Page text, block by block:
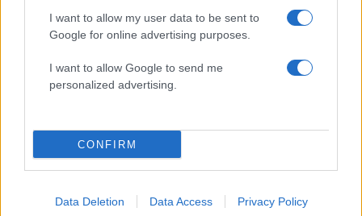
I want to allow my user data to be sent to
Google for online advertising purposes.
I want to allow Google to send me
personalized advertising.
CONFIRM
Data Deletion Data Access Privacy Policy
Μαρία Μενούνος: «Η Ελλάδα έχει γίνει μέρος
της θεραπείας μου» – Η πίστη, η υγεία και η
μητρότητα
10.08.2026